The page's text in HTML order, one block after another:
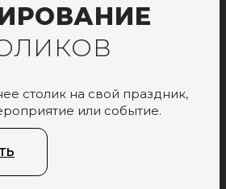
столик на свой праздник,
или событие.